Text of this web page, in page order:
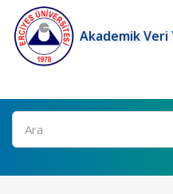
Akademik
Ara